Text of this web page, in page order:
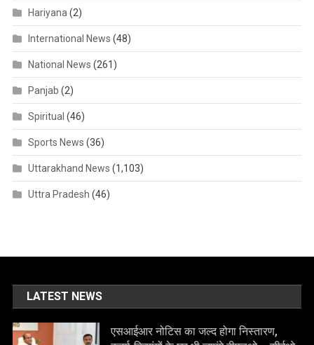
Hariyana (2)
International News (48)
National News (261)
Panjab (2)
Spiritual (46)
Sports News (36)
Uttarakhand News (1,103)
Uttra Pradesh (46)
LATEST NEWS
एसआईआर नोटिस का जल्द होगा निस्तारण,